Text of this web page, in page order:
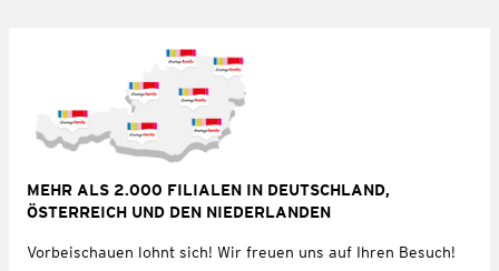
MEHR ALS 2.000 FILIALEN IN DEUTSCHLAND,
ÖSTERREICH UND DEN NIEDERLANDEN
Vorbeischauen lohnt sich! Wir freuen uns auf Ihren Besuch!